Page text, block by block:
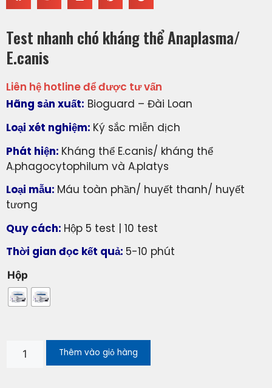
Test nhanh chó kháng thể Anaplasma/
E.canis
Liên hệ hotline để được tư vấn
Hãng sản xuất: Bioguard – Đài Loan
Loại xét nghiệm: Ký sắc miễn dịch
Phát hiện: Kháng thể E.canis/ kháng thể
A.phagocytophilum và A.platys
Loại mẫu: Máu toàn phần/ huyết thanh/ huyết
tương
Quy cách: Hộp 5 test | 10 test
Thời gian đọc kết quả: 5-10 phút
Hộp
Thêm vào giỏ hàng